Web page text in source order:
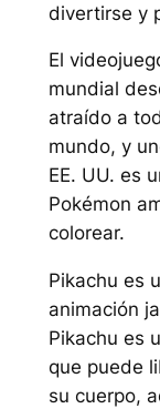
divertirse y
El
mundial
atraído a
mundo, y
EE. UU. es
Pokémon
colorear.
Pikachu es
animación
Pikachu es
que puede
su cuerpo,